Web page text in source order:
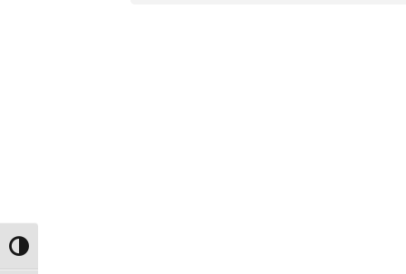
Toggle High Contrast